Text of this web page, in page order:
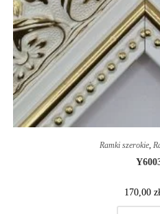
Ramki szerokie,
170,00 zł